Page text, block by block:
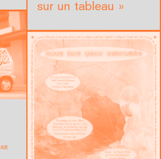
sur un tableau »